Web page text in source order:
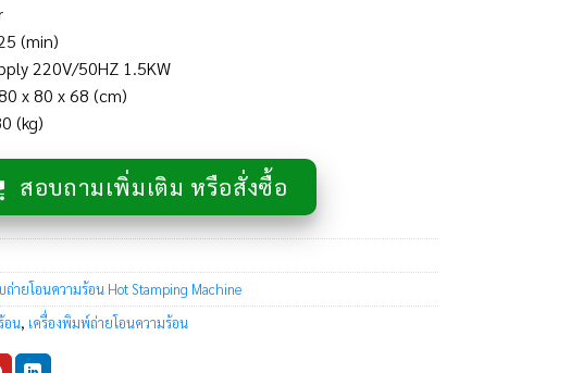
(min)
220V/50HZ 1.5KW
x 80 x 68 (cm)
(kg)
สอบถามเพิ่มเติม หรือสั่งซื้อ
ายโอนความร้อน Hot Stamping Machine
อน, เครื่องพิมพ์ถ่ายโอนความร้อน